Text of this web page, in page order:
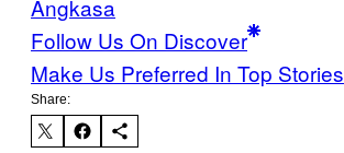
Angkasa
Follow Us On Discover
Make Us Preferred In Top Stories
Share: